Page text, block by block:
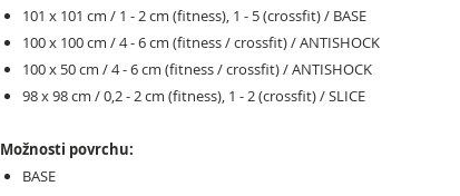
101 x 101 cm / 1 - 2 cm (fitness), 1 - 5 (crossfit) / BASE
100 x 100 cm / 4 - 6 cm (fitness / crossfit) / ANTISHOCK
100 x 50 cm / 4 - 6 cm (fitness / crossfit) / ANTISHOCK
98 x 98 cm / 0,2 - 2 cm (fitness), 1 - 2 (crossfit) / SLICE
Možnosti povrchu:
BASE